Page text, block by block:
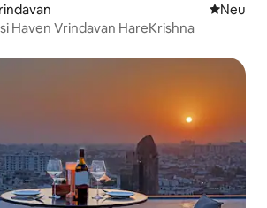
Neue
Neu
Haven Vrindavan HareKrishna